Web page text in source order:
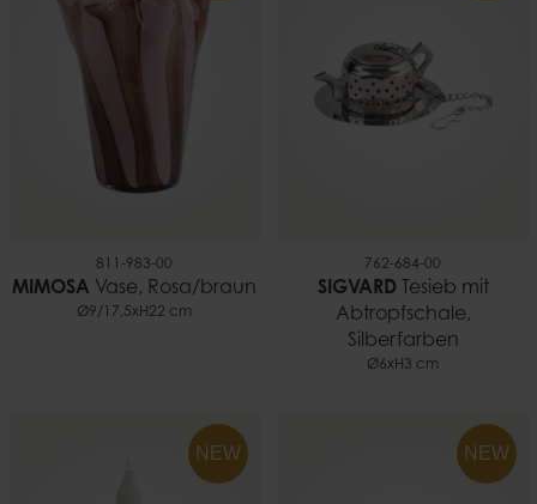
811-983-00
MIMOSA Vase, Rosa/braun
Ø9/17,5xH22 cm
762-684-00
SIGVARD Tesieb mit
Abtropfschale,
Silberfarben
Ø6xH3 cm
NEW NEW